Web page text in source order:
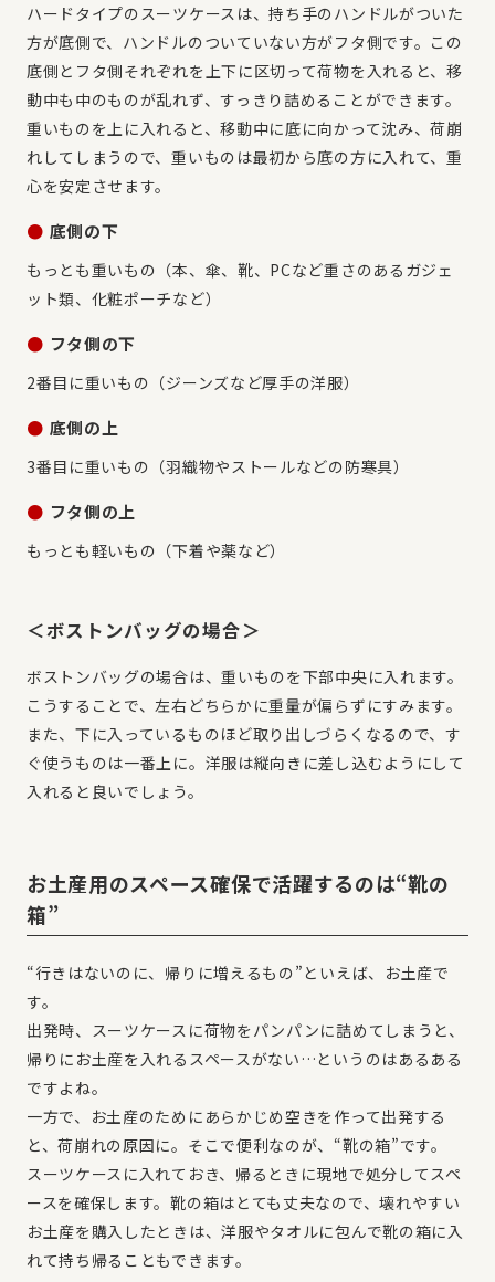
ハードタイプのスーツケースは、持ち手のハンドルがついた
方が底側で、ハンドルのついていない方がフタ側です。この
底側とフタ側それぞれを上下に区切って荷物を入れると、移
動中も中のものが乱れず、すっきり詰めることができます。
重いものを上に入れると、移動中に底に向かって沈み、荷崩
れしてしまうので、重いものは最初から底の方に入れて、重
心を安定させます。
● 底側の下
もっとも重いもの（本、傘、靴、PCなど重さのあるガジェ
ット類、化粧ポーチなど）
● フタ側の下
2番目に重いもの（ジーンズなど厚手の洋服）
● 底側の上
3番目に重いもの（羽織物やストールなどの防寒具）
● フタ側の上
もっとも軽いもの（下着や薬など）
＜ボストンバッグの場合＞
ボストンバッグの場合は、重いものを下部中央に入れます。
こうすることで、左右どちらかに重量が偏らずにすみます。
また、下に入っているものほど取り出しづらくなるので、す
ぐ使うものは一番上に。洋服は縦向きに差し込むようにして
入れると良いでしょう。
お土産用のスペース確保で活躍するのは“靴の
箱”
“行きはないのに、帰りに増えるもの”といえば、お土産で
す。
出発時、スーツケースに荷物をパンパンに詰めてしまうと、
帰りにお土産を入れるスペースがない…というのはあるある
ですよね。
一方で、お土産のためにあらかじめ空きを作って出発する
と、荷崩れの原因に。そこで便利なのが、“靴の箱”です。
スーツケースに入れておき、帰るときに現地で処分してスペ
ースを確保します。靴の箱はとても丈夫なので、壊れやすい
お土産を購入したときは、洋服やタオルに包んで靴の箱に入
れて持ち帰ることもできます。